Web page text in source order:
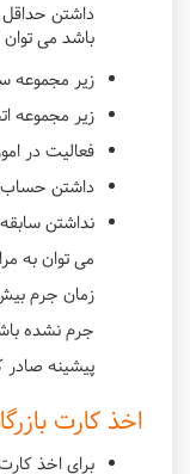
داشتن
باشد می
زیر مجموعه
زیر مجموعه
فعالیت در
داشتن حساب
نداشتن
می توان به
زمان جرم
جرم نشده
پیشینه صادر
اخذ کارت
برای اخذ